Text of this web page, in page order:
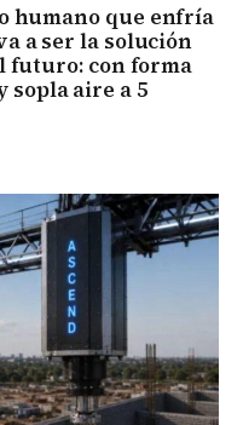
humano que enfría
a ser la solución
futuro: con forma
sopla aire a 5